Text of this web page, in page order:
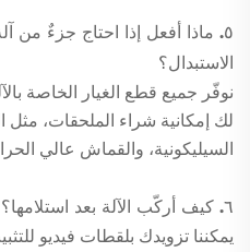
٥. ماذا أفعل إذا احتاج جزءٌ من
الاستبدال؟
نوفّر جميع قطع الغيار الخاصة
لك إمكانية شراء الملحقات، مثل
السيليكونية، والقماش عالي
٦. كيف أركّب الآلة بعد استلامها؟
يمكننا تزويدك بلقطات فيديو